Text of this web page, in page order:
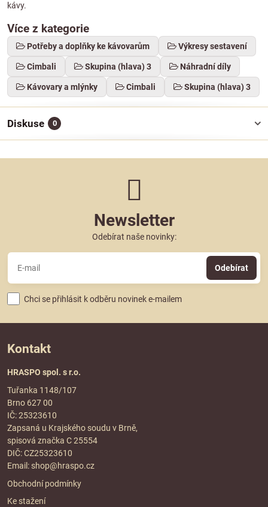
kávy.
Více z kategorie
Potřeby a doplňky ke kávovarům Výkresy sestavení
Cimbali Skupina (hlava) 3 Náhradní díly
Kávovary a mlýnky Cimbali Skupina (hlava) 3
Diskuse 0
Newsletter
Odebírat naše novinky:
Odebírat
Chci se přihlásit k odběru novinek e-mailem
Kontakt
HRASPO spol. s r.o.
Tuřanka 1148/107
Brno 627 00
IČ: 25323610
Zapsaná u Krajského soudu v Brně,
spisová značka C 25554
DIČ: CZ25323610
Email: shop@hraspo.cz
Obchodní podmínky
Ke stažení